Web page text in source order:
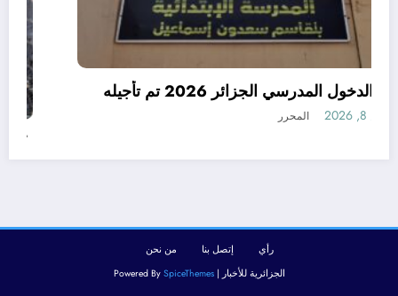
رسميا الدخول المدرسي الجزائر 2026 تم تأجيله
أغسطس 8, 2026
رأي إتصل بنا
من نحن
الجزائرية للأخبار | Powered BySpiceThemes